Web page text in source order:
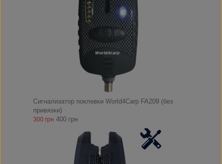
Сигнализатор поклевки World4Carp FA209 (без
привязки)
300 грн 400 грн